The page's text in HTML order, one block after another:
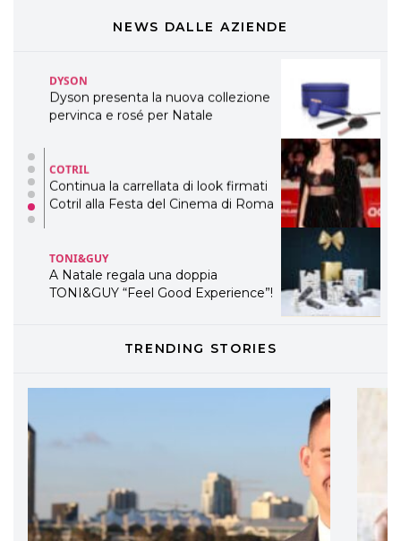
NEWS DALLE AZIENDE
Dyson presenta la nuova collezione
COTRIL
Continua la carrellata di look firmati
TONI&GUY
A Natale regala una doppia
TONI&GUY
LABEL.M lancia la sua innovativa ed
eco-sostenibile linea di prodotti
preziosi per un regalo adatto ad
TRENDING STORIES